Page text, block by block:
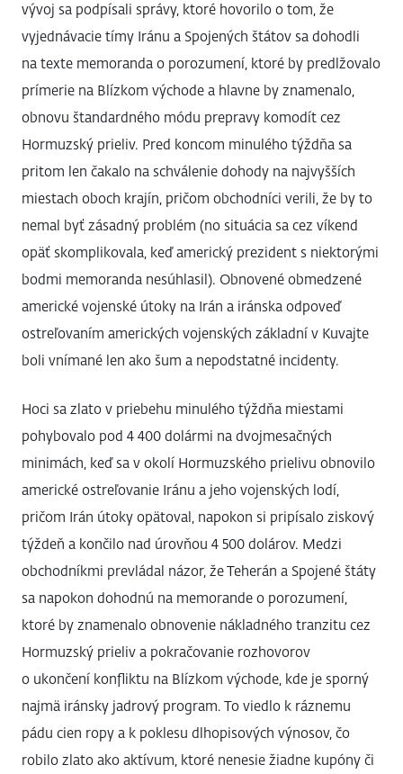
vývoj sa podpísali správy, ktoré hovorilo o tom, že
vyjednávacie tímy Iránu a Spojených štátov sa dohodli
na texte memoranda o porozumení, ktoré by predlžovalo
prímerie na Blízkom východe a hlavne by znamenalo,
obnovu štandardného módu prepravy komodít cez
Hormuzský prieliv. Pred koncom minulého týždňa sa
pritom len čakalo na schválenie dohody na najvyšších
miestach oboch krajín, pričom obchodníci verili, že by to
nemal byť zásadný problém (no situácia sa cez víkend
opäť skomplikovala, keď americký prezident s niektorými
bodmi memoranda nesúhlasil). Obnovené obmedzené
americké vojenské útoky na Irán a iránska odpoveď
ostreľovaním amerických vojenských základní v Kuvajte
boli vnímané len ako šum a nepodstatné incidenty.
Hoci sa zlato v priebehu minulého týždňa miestami
pohybovalo pod 4 400 dolármi na dvojmesačných
minimách, keď sa v okolí Hormuzského prielivu obnovilo
americké ostreľovanie Iránu a jeho vojenských lodí,
pričom Irán útoky opätoval, napokon si pripísalo ziskový
týždeň a končilo nad úrovňou 4 500 dolárov. Medzi
obchodníkmi prevládal názor, že Teherán a Spojené štáty
sa napokon dohodnú na memorande o porozumení,
ktoré by znamenalo obnovenie nákladného tranzitu cez
Hormuzský prieliv a pokračovanie rozhovorov
o ukončení konfliktu na Blízkom východe, kde je sporný
najmä iránsky jadrový program. To viedlo k ráznemu
pádu cien ropy a k poklesu dlhopisových výnosov, čo
robilo zlato ako aktívum, ktoré nenesie žiadne kupóny či